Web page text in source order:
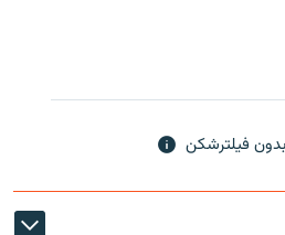
فیلترشکن